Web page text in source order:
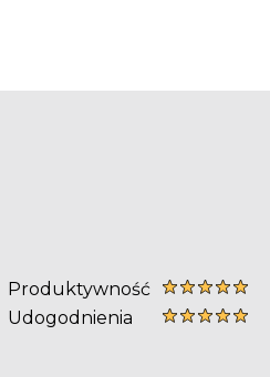
Produktywność
Udogodnienia